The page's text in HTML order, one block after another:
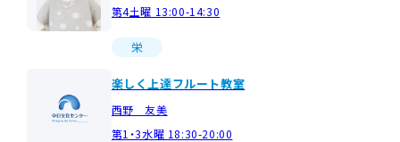
第4土曜 13:00-14:30
栄
楽しく上達フルート教室
西野 友美
第1・3水曜 18:30-20:00